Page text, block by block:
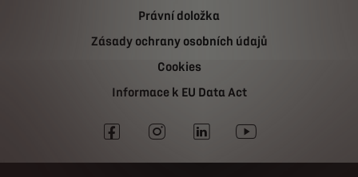
Právní doložka
Zásady ochrany osobních údajů
Cookies
Informace k EU Data Act